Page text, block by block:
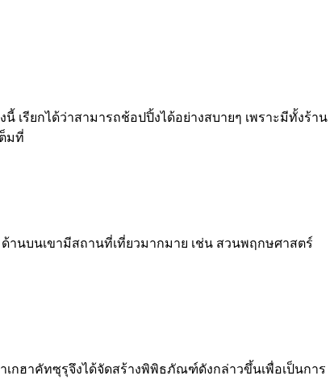
เรียกได้ว่าสามารถช้อปปิ้งได้อย่างสบายๆ เพราะมีทั้งร้าน
มที่
านบนเขามีสถานที่เที่ยวมากมาย เช่น สวนพฤกษศาสตร์
ฮาคัทซุรุจึงได้จัดสร้างพิพิธภัณฑ์ดังกล่าวขึ้นเพื่อเป็นการ